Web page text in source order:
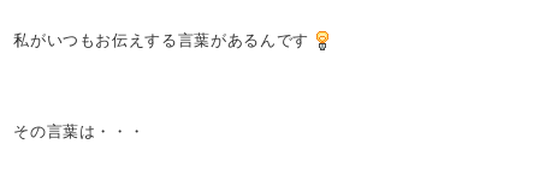
私がいつもお伝えする言葉があるんです
その言葉は・・・